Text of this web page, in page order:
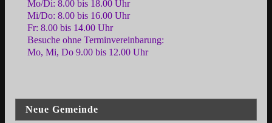
Mo/Di: 8.00 bis 18.00 Uhr
Mi/Do: 8.00 bis 16.00 Uhr
Fr: 8.00 bis 14.00 Uhr
Besuche ohne Terminvereinbarung:
Mo, Mi, Do 9.00 bis 12.00 Uhr
Neue Gemeinde